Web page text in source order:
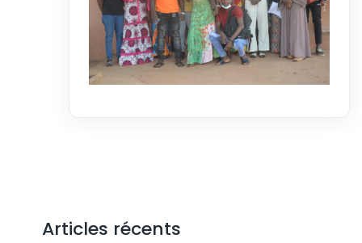
Articles récents